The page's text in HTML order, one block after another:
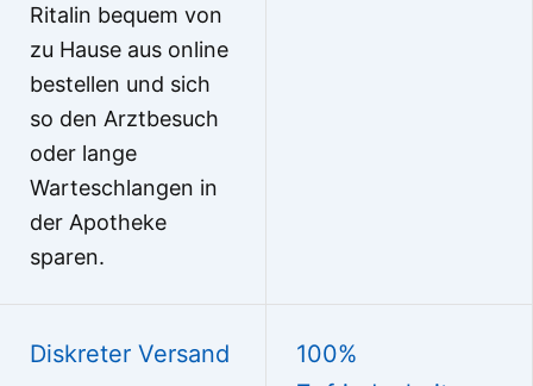
Ritalin bequem von
zu Hause aus online
bestellen und sich
so den Arztbesuch
oder lange
Warteschlangen in
der Apotheke
sparen.
Diskreter Versand
100%